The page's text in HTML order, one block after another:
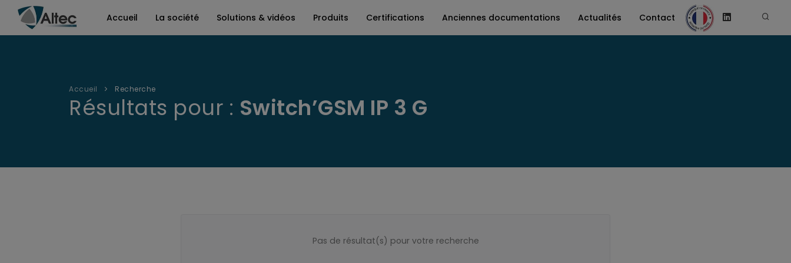
Accueil La société Solutions & vidéos Produits Certifications Anciennes documentations Actualités Contact
Accueil Recherche
Résultats pour : Switch’GSM IP 3 G
Pas de résultat(s) pour votre recherche